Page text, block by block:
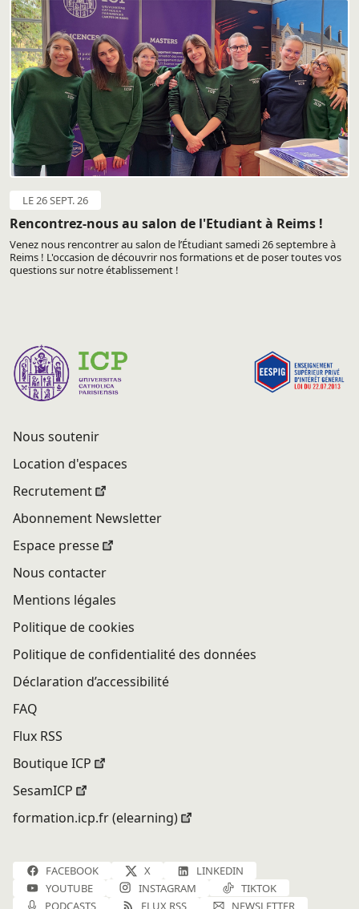
LE 26 SEPT. 26
Rencontrez-nous au salon de l'Etudiant à Reims !
Venez nous rencontrer au salon de l’Étudiant samedi 26 septembre à
Reims ! L'occasion de découvrir nos formations et de poser toutes vos
questions sur notre établissement !
Nous soutenir
Location d'espaces
Recrutement
Abonnement Newsletter
Espace presse
Nous contacter
Mentions légales
Politique de cookies
Politique de confidentialité des données
Déclaration d’accessibilité
FAQ
Flux RSS
Boutique ICP
SesamICP
formation.icp.fr (elearning)
FACEBOOK X
LINKEDIN
YOUTUBE
INSTAGRAM
TIKTOK
PODCASTS
FLUX RSS NEWSLETTER